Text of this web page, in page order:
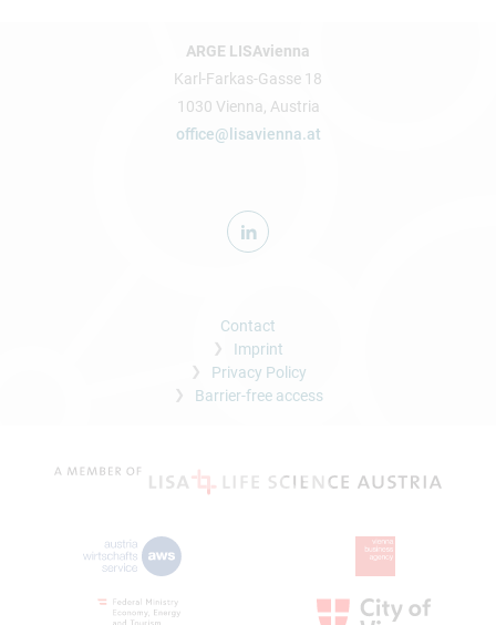
ARGE LISAvienna
Karl-Farkas-Gasse 18
1030 Vienna, Austria
office@lisavienna.at
Contact
Imprint
Privacy Policy
Barrier-free access